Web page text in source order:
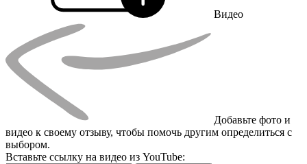
Видео
Добавьте фото и
видео к своему отзыву, чтобы помочь другим определиться с
выбором.
Вставьте ссылку на видео из YouTube: